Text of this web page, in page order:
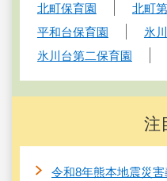
北町保育園
北町
平和台保育園
氷
氷川台第二保育園
注
令和8年熊本地震災